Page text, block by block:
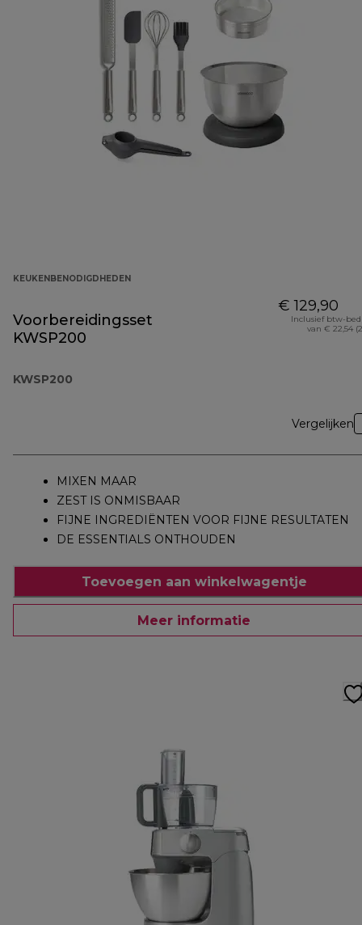
KEUKENBENODIGDHEDEN
Voorbereidingsset
KWSP200
KWSP200
€ 129,90
Inclusief btw-
van € 22,54
Vergelijken
MIXEN MAAR
ZEST IS ONMISBAAR
FIJNE INGREDIËNTEN VOOR FIJNE RESULTATEN
DE ESSENTIALS ONTHOUDEN
Toevoegen aan winkelwagentje
Meer informatie